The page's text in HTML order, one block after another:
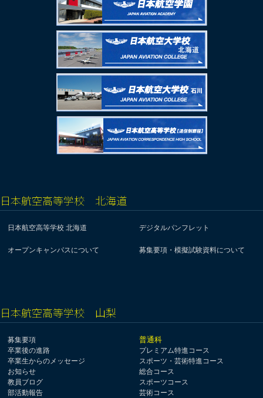
日本航空高等学校 北海道
日本航空高等学校 北海道 デジタルパンフレット
オープンキャンパスについて 募集要項・模擬試験資料について
日本航空高等学校 山梨
募集要項
卒業後の進路
卒業生からのメッセージ
お知らせ
教員ブログ
部活動報告
普通科
プレミアム特進コース
スポーツ・芸術特進コース
総合コース
スポーツコース
芸術コース